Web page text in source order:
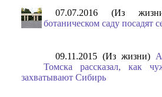
07.07.2016 (Из
ботаническом саду посадят
09.11.2015 (Из жизни)
Томска рассказал, как
захватывают Сибирь